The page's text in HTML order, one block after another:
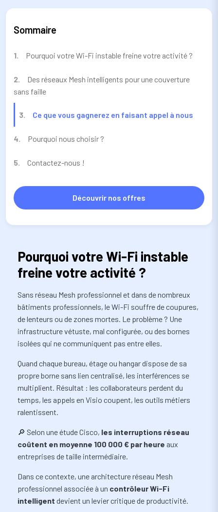
Sommaire
Pourquoi votre Wi-Fi instable freine votre activité ?
Des réseaux Mesh intelligents pour une couverture
sans faille
Ce que vous gagnerez en faisant appel à nous
Pourquoi nous choisir ?
Contactez-nous !
Découvrir nos offres
Pourquoi votre Wi-Fi instable
freine votre activité ?
Sans réseau Mesh professionnel et dans de nombreux
bâtiments professionnels, le Wi-Fi souffre de coupures,
de lenteurs ou de zones mortes. Le problème ? Une
infrastructure vétuste, mal configurée, ou des bornes
isolées qui ne communiquent pas entre elles.
Quand chaque bureau, étage ou hangar dispose de sa
propre borne sans lien centralisé, les interférences se
multiplient. Résultat : les collaborateurs perdent du
temps, les appels en Visio coupent, les outils métiers
ralentissent.
🔎 Selon une étude Cisco, les interruptions réseau
coûtent en moyenne 100 000 € par heure aux
entreprises de taille intermédiaire.
Dans ce contexte, une architecture réseau Mesh
professionnel associée à un contrôleur Wi-Fi
intelligent devient un levier critique de productivité.